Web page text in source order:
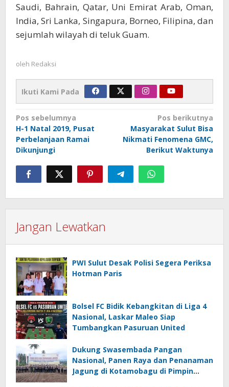
Saudi, Bahrain, Qatar, Uni Emirat Arab, Oman,
India, Sri Lanka, Singapura, Borneo, Filipina, dan
sejumlah wilayah di teluk Guam.
oleh Redaksi
Ikuti Kami Pada
Navigasi
pos
Pos sebelumnya
H-1 Natal 2019, Pusat
Perbelanjaan Ramai
Dikunjungi
Pos berikutnya
Masyarakat Sulut Bisa
Nikmati Fenomena GMC,
Berikut Waktunya
Jangan Lewatkan
PWI Sulut Desak Polisi Segera Periksa
Hotman Paris
Bolsel FC Bidik Kebangkitan di Liga 4
Nasional, Laskar Maleo Siap
Tumbangkan Pasuruan United
Dukung Swasembada Pangan
Nasional, Panen Raya dan Penanaman
Jagung di Kotamobagu di Pimpin